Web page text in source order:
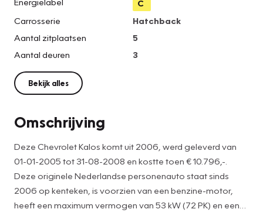
C
Carrosserie
Hatchback
Aantal zitplaatsen
5
Aantal deuren
3
Bekijk alles
Omschrijving
Deze Chevrolet Kalos komt uit 2006, werd geleverd van
01-01-2005 tot 31-08-2008 en kostte toen € 10.796,-.
Deze originele Nederlandse personenauto staat sinds
2006 op kenteken, is voorzien van een benzine-motor,
heeft een maximum vermogen van 53 kW (72 PK) en een